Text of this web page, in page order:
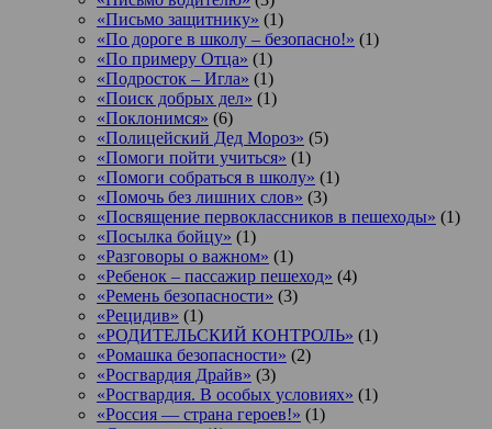
«Письмо защитнику» (1)
«По дороге в школу – безопасно!» (1)
«По примеру Отца» (1)
«Подросток ‒ Игла» (1)
«Поиск добрых дел» (1)
«Поклонимся» (6)
«Полицейский Дед Мороз» (5)
«Помоги пойти учиться» (1)
«Помоги собраться в школу» (1)
«Помочь без лишних слов» (3)
«Посвящение первоклассников в пешеходы» (1)
«Посылка бойцу» (1)
«Разговоры о важном» (1)
«Ребенок – пассажир пешеход» (4)
«Ремень безопасности» (3)
«Рецидив» (1)
«РОДИТЕЛЬСКИЙ КОНТРОЛЬ» (1)
«Ромашка безопасности» (2)
«Росгвардия Драйв» (3)
«Росгвардия. В особых условиях» (1)
«Россия — страна героев!» (1)